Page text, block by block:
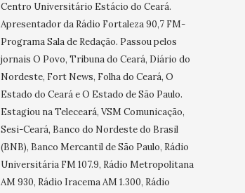
Centro Universitário Estácio do Ceará.
Apresentador da Rádio Fortaleza 90,7 FM-
Programa Sala de Redação. Passou pelos
jornais O Povo, Tribuna do Ceará, Diário do
Nordeste, Fort News, Folha do Ceará, O
Estado do Ceará e O Estado de São Paulo.
Estagiou na Teleceará, VSM Comunicação,
Sesi-Ceará, Banco do Nordeste do Brasil
(BNB), Banco Mercantil de São Paulo, Rádio
Universitária FM 107.9, Rádio Metropolitana
AM 930, Rádio Iracema AM 1.300, Rádio